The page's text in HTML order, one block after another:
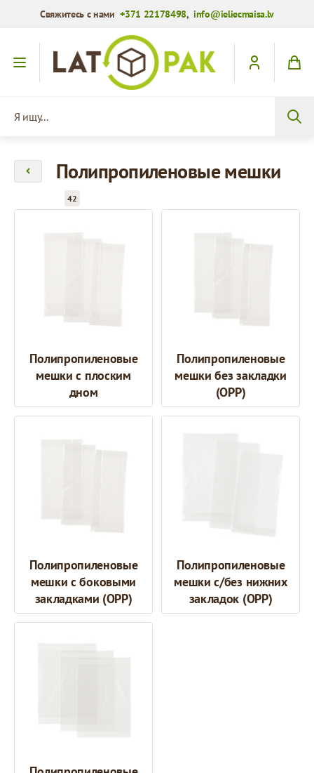
Свяжитесь с нами+371 22178498,info@ieliecmaisa.lv
Перейти к содержимому
Полипропиленовые мешки
42
Полипропиленовые
мешки с плоским
дном
Полипропиленовые
мешки без закладки
(OPP)
Полипропиленовые
мешки с боковыми
закладками (OPP)
Полипропиленовые
мешки с/без нижних
закладок (OPP)